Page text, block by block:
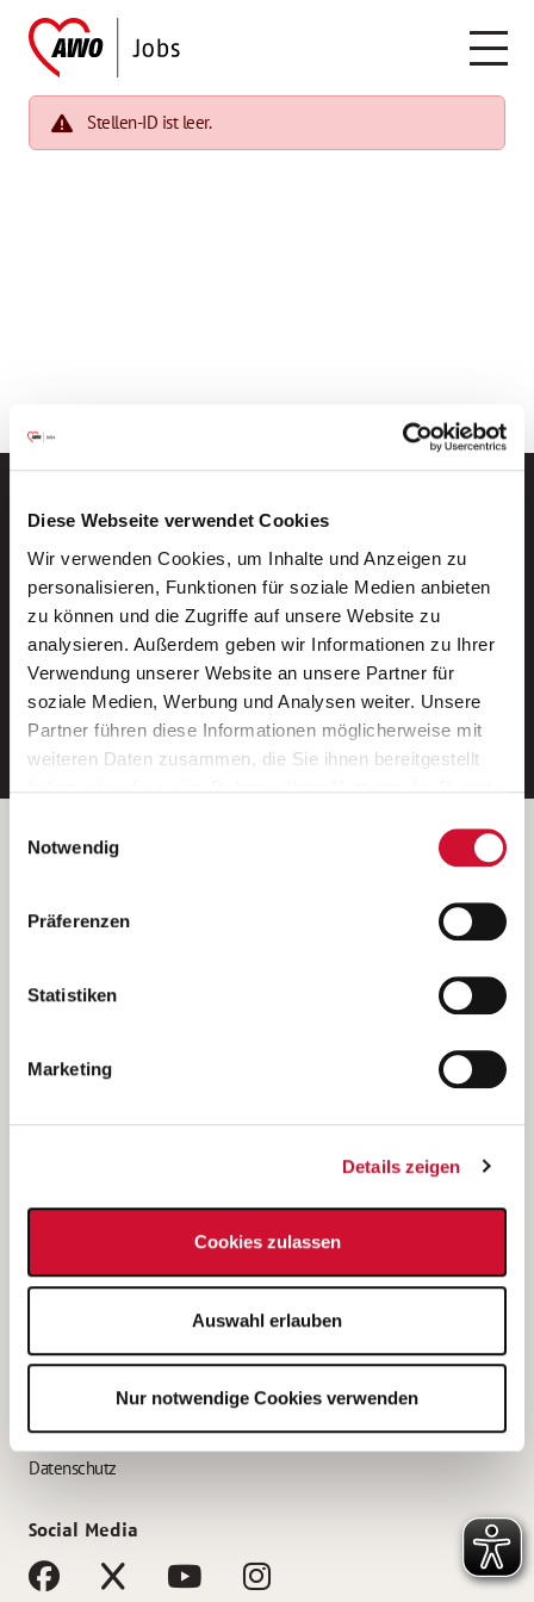
Diese Webseite verwendet Cookies
Wir verwenden Cookies, um Inhalte und Anzeigen zu
personalisieren, Funktionen für soziale Medien anbieten
zu können und die Zugriffe auf unsere Website zu
analysieren. Außerdem geben wir Informationen zu Ihrer
Verwendung unserer Website an unsere Partner für
soziale Medien, Werbung und Analysen weiter. Unsere
Partner führen diese Informationen möglicherweise mit
weiteren Daten zusammen, die Sie ihnen bereitgestellt
Wenn Sie auf „Cookies zulassen“ klicken, so stimmen
Sie der Speicherung sämtlicher Cookies zu. Sie können
Ihre Einwilligung selbstverständlich jederzeit widerrufen,
indem Sie die Cookie-Einstellungen aufrufen und diese
unsererDatenschutzerklärung
Notwendig
Präferenzen
Statistiken
Marketing
Details zeigen
Cookies zulassen
Auswahl erlauben
Nur notwendige Cookies verwenden
Stellen-ID ist leer.
Neue Stellen per E-Mail.
Ein kostenloser Service von AWO
Jobs.
E-Mail-Adresse eintragen
Betreiber der Webseite
Kantstraße 45a
(Ein Tochterunternehmen des AWO Bezirksverbandes Unterfranken
e.V.)
Bewerbung als Altenpflegehelfer*in
Bewerbung als Erzieher*in
AWO Gliederungen nach Bundesland
Impressum
Datenschutz
Social Media